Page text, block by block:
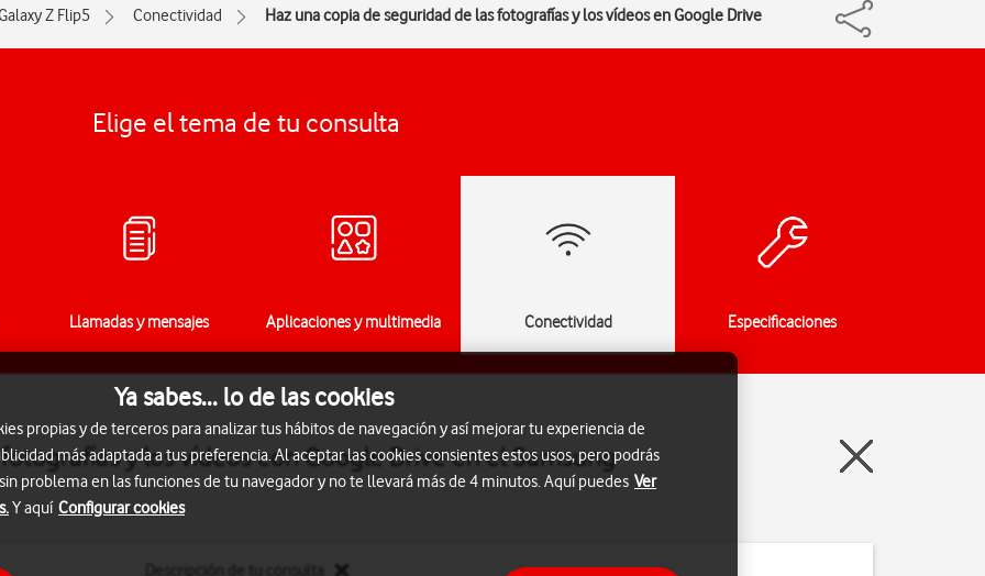
Z Flip5 Conectividad Haz una copia de seguridad de las fotografías y los vídeos en Google Drive
Elige el tema de tu consulta
Llamadas y mensajes Aplicaciones y multimedia Conectividad Especificaciones
y los vídeos con Google Drive en el Samsung
Ya sabes... lo de las cookies
propias y de terceros para analizar tus hábitos de navegación y así mejorar tu experiencia de
más adaptada a tus preferencia. Al aceptar las cookies consientes estos usos, pero podrás
problema en las funciones de tu navegador y no te llevará más de 4 minutos. Aquí puedes Ver
Y aquí Configurar cookies